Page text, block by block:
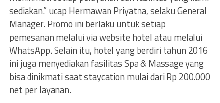
sediakan.” ucap Hermawan Priyatna, selaku General
Manager. Promo ini berlaku untuk setiap
pemesanan melalui via website hotel atau melalui
WhatsApp. Selain itu, hotel yang berdiri tahun 2016
ini juga menyediakan fasilitas Spa & Massage yang
bisa dinikmati saat staycation mulai dari Rp 200.000
net per layanan.